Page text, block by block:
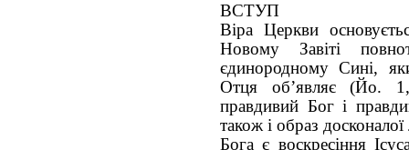
ВСТУП
Віра Церкви
Новому Завіті
єдинородному Сині,
Отця об’являє (Йо.
правдивий Бог і
також і образ
Бога є воскресіння